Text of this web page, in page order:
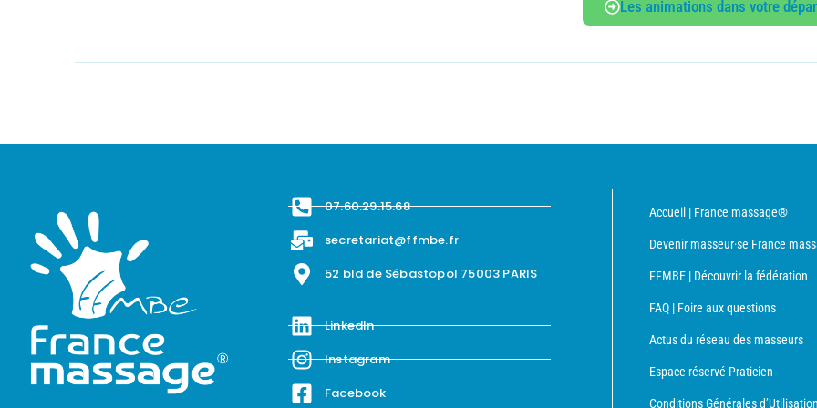
Les animations dans votre
07.60.29.15.68
secretariat@ffmbe.fr
52 bld de Sébastopol 75003 PARIS
LinkedIn
Instagram
Facebook
Accueil | France massage®
Devenir masseur·se France
FFMBE | Découvrir la fédération
FAQ | Foire aux questions
Actus du réseau des masseurs
Espace réservé Praticien
Conditions Générales d’Utilisation